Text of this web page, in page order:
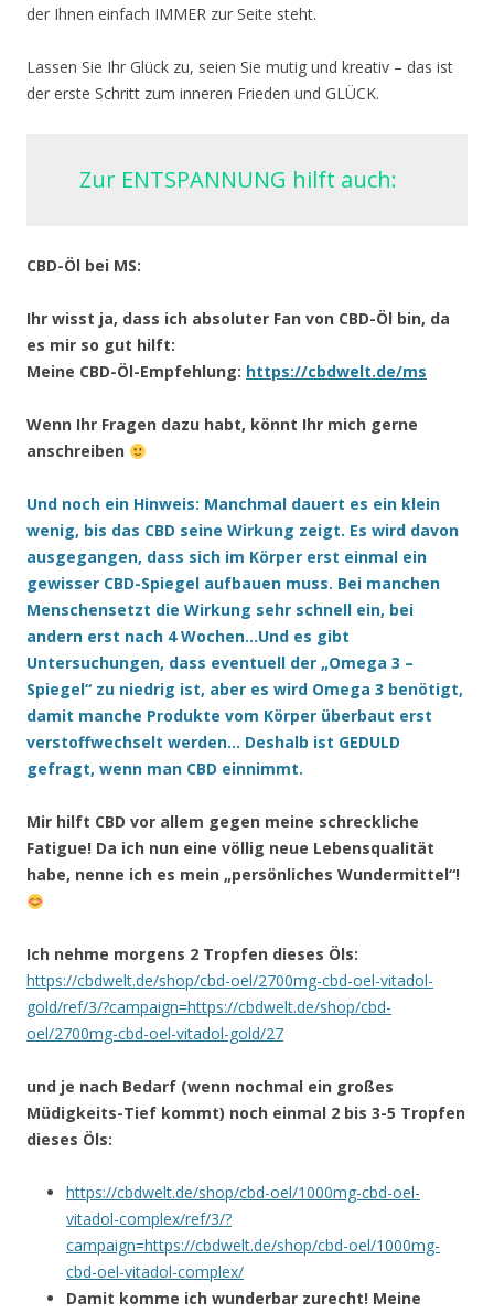
der Ihnen einfach IMMER zur Seite steht.
Lassen Sie Ihr Glück zu, seien Sie mutig und kreativ – das ist
der erste Schritt zum inneren Frieden und GLÜCK.
Zur ENTSPANNUNG hilft auch:
CBD-Öl bei MS:
Ihr wisst ja, dass ich absoluter Fan von CBD-Öl bin, da
es mir so gut hilft:
Meine CBD-Öl-Empfehlung: https://cbdwelt.de/ms
Wenn Ihr Fragen dazu habt, könnt Ihr mich gerne
anschreiben
Und noch ein Hinweis: Manchmal dauert es ein klein
wenig, bis das CBD seine Wirkung zeigt. Es wird davon
ausgegangen, dass sich im Körper erst einmal ein
gewisser CBD-Spiegel aufbauen muss. Bei manchen
Menschensetzt die Wirkung sehr schnell ein, bei
andern erst nach 4 Wochen…Und es gibt
Untersuchungen, dass eventuell der „Omega 3 –
Spiegel“ zu niedrig ist, aber es wird Omega 3 benötigt,
damit manche Produkte vom Körper überbaut erst
verstoffwechselt werden… Deshalb ist GEDULD
gefragt, wenn man CBD einnimmt.
Mir hilft CBD vor allem gegen meine schreckliche
Fatigue! Da ich nun eine völlig neue Lebensqualität
habe, nenne ich es mein „persönliches Wundermittel“!
Ich nehme morgens 2 Tropfen dieses Öls:
https://cbdwelt.de/shop/cbd-oel/2700mg-cbd-oel-vitadol-
gold/ref/3/?campaign=https://cbdwelt.de/shop/cbd-
oel/2700mg-cbd-oel-vitadol-gold/27
und je nach Bedarf (wenn nochmal ein großes
Müdigkeits-Tief kommt) noch einmal 2 bis 3-5 Tropfen
dieses Öls:
https://cbdwelt.de/shop/cbd-oel/1000mg-cbd-oel-
vitadol-complex/ref/3/?
campaign=https://cbdwelt.de/shop/cbd-oel/1000mg-
cbd-oel-vitadol-complex/
Damit komme ich wunderbar zurecht! Meine